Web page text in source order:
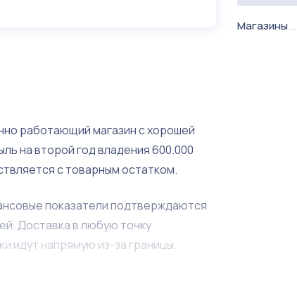
работающий магазин с хорошей
на второй год владения 600.000
с товарным остатком.
показатели подтверждаются
Доставка в любую точку
идут напрямую из-за границы.
100% маржинальной накрутке на
Магазины